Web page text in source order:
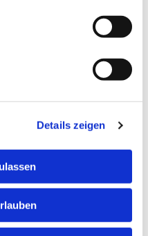
Details zeigen
auch